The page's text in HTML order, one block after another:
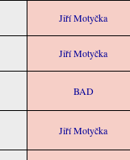
Jiří Motyčka
Jiří Motyčka
BAD
Jiří Motyčka